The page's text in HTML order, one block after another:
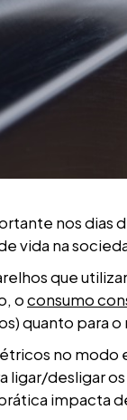
nos dias
vida na
que
oconsumo
quanto para
no modo
desligar
impacta